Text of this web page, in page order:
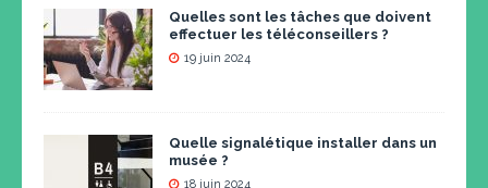
Quelles sont les tâches que doivent
effectuer les téléconseillers ?
19 juin 2024
Quelle signalétique installer dans un
musée ?
18 juin 2024